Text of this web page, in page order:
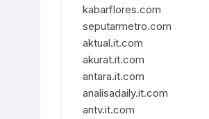
kabarflores.com
seputarmetro.com
aktual.it.com
akurat.it.com
antara.it.com
analisadaily.it.com
antv.it.com